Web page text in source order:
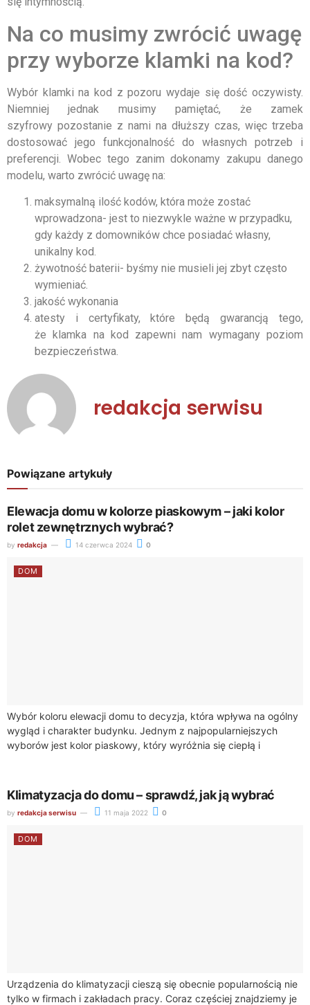
Na co musimy zwrócić uwagę
przy wyborze klamki na kod?
Wybór klamki na kod z pozoru wydaje się dość oczywisty.
Niemniej jednak musimy pamiętać, że zamek
szyfrowy pozostanie z nami na dłuższy czas, więc trzeba
dostosować jego funkcjonalność do własnych potrzeb i
preferencji. Wobec tego zanim dokonamy zakupu danego
modelu, warto zwrócić uwagę na:
maksymalną ilość kodów, która może zostać
wprowadzona- jest to niezwykle ważne w przypadku,
gdy każdy z domowników chce posiadać własny,
unikalny kod.
żywotność baterii- byśmy nie musieli jej zbyt często
wymieniać.
jakość wykonania
atesty i certyfikaty, które będą gwarancją tego,
że klamka na kod zapewni nam wymagany poziom
bezpieczeństwa.
redakcja serwisu
Powiązane artykuły
Elewacja domu w kolorze piaskowym – jaki kolor
rolet zewnętrznych wybrać?
by redakcja 14 czerwca 2024 0
DOM
Wybór koloru elewacji domu to decyzja, która wpływa na ogólny
wygląd i charakter budynku. Jednym z najpopularniejszych
wyborów jest kolor piaskowy, który wyróżnia się ciepłą i
Klimatyzacja do domu – sprawdź, jak ją wybrać
by redakcja serwisu 11 maja 2022 0
DOM
Urządzenia do klimatyzacji cieszą się obecnie popularnością nie
tylko w firmach i zakładach pracy. Coraz częściej znajdziemy je